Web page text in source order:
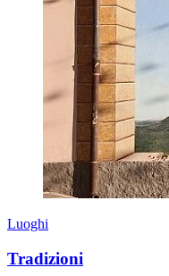
Luoghi
Tradizioni